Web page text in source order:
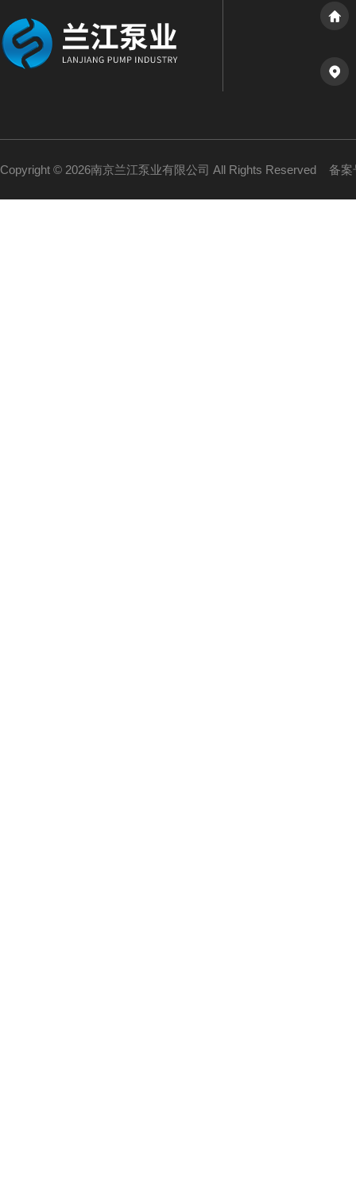
Copyright © 2026南京兰江泵业有限公司 All Rights Reserved 备案